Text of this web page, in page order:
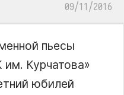
09/11/2016
пьесы
Курчатова»
юбилей